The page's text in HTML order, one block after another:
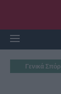
Γενικά Σπόρ